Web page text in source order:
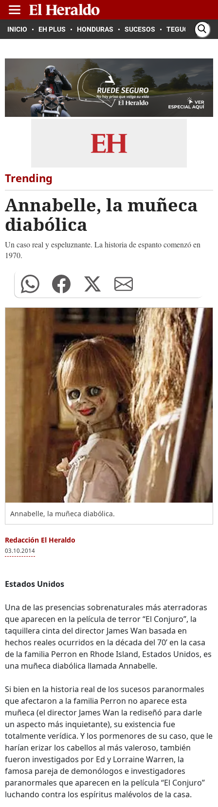
INICIO EH PLUS HONDURAS SUCESOS TEGUCIGALPA
Trending
Annabelle, la muñeca
diabólica
Un caso real y espeluznante. La historia de espanto comenzó en
1970.
Annabelle, la muñeca diabólica.
Redacción El Heraldo
03.10.2014
Estados Unidos
Una de las presencias sobrenaturales más aterradoras
que aparecen en la película de terror “El Conjuro”, la
taquillera cinta del director James Wan basada en
hechos reales ocurridos en la década del 70’ en la casa
de la familia Perron en Rhode Island, Estados Unidos, es
una muñeca diabólica llamada Annabelle.
Si bien en la historia real de los sucesos paranormales
que afectaron a la familia Perron no aparece esta
muñeca (el director James Wan la rediseñó para darle
un aspecto más inquietante), su existencia fue
totalmente verídica. Y los pormenores de su caso, que le
harían erizar los cabellos al más valeroso, también
fueron investigados por Ed y Lorraine Warren, la
famosa pareja de demonólogos e investigadores
paranormales que aparecen en la película “El Conjuro”
luchando contra los espíritus malévolos de la casa.